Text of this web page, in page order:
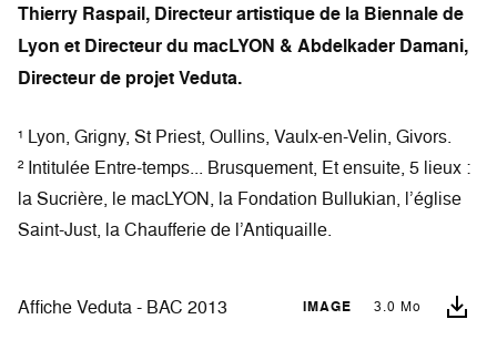
Thierry Raspail, Directeur artistique de la Biennale de
Lyon et Directeur du macLYON & Abdelkader Damani,
Directeur de projet Veduta.
¹ Lyon, Grigny, St Priest, Oullins, Vaulx-en-Velin, Givors.
² Intitulée Entre-temps... Brusquement, Et ensuite, 5 lieux :
la Sucrière, le macLYON, la Fondation Bullukian, l’église
Saint-Just, la Chaufferie de l’Antiquaille.
Affiche Veduta - BAC 2013 IMAGE 3.0 Mo